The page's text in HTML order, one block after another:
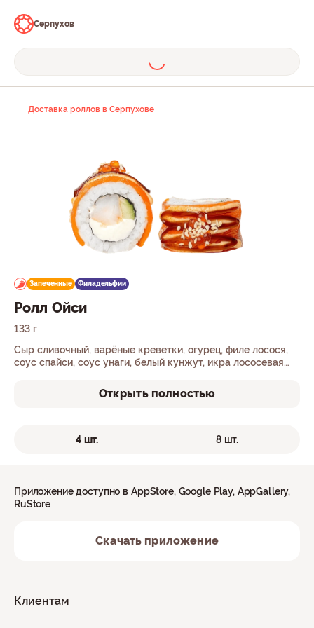
Серпухов
Доставка роллов в Серпухове
Запеченные Филадельфии
Ролл Ойси
133 г
Сыр сливочный, варёные креветки, огурец, филе лосося,
соус спайси, соус унаги, белый кунжут, икра лососевая
Открыть полностью
4 шт. 8 шт.
Клиентам
Приложение доступно в AppStore, Google Play, AppGallery,
RuStore
Скачать приложение